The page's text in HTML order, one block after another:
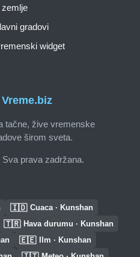
tačne, žive vremenske
širom sveta.
prava zadržana.
zemlje
gradovi
widget
🇮🇩 Cuaca · Kunshan
🇹🇷 Hava durumu · Kunshan
🇪🇪 Ilm · Kunshan